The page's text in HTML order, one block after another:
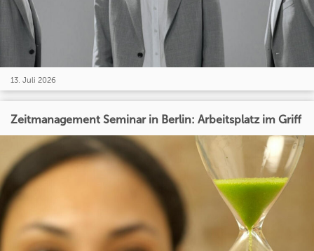
13. Juli 2026
Zeitmanagement Seminar in Berlin: Arbeitsplatz im Griff